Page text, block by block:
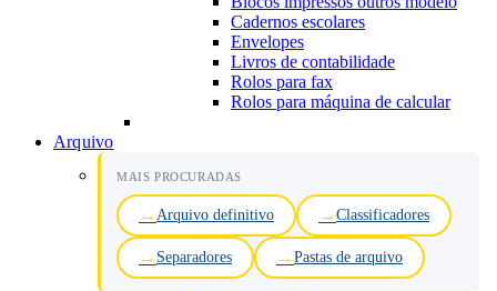
Cadernos escolares
Envelopes
Livros de contabilidade
Rolos para fax
Rolos para máquina de calcular
Arquivo
MAIS PROCURADAS
Arquivo definitivo Classificadores
Separadores Pastas de arquivo